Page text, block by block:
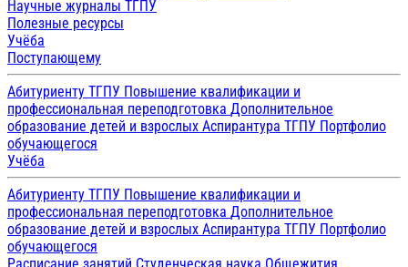
Научные журналы ТГПУ
Полезные ресурсы
Учёба
Поступающему
Абитуриенту ТГПУ Повышение квалификации и
профессиональная переподготовка Дополнительное
образование детей и взрослых Аспирантура ТГПУ Портфолио
обучающегося
Учёба
Абитуриенту ТГПУ Повышение квалификации и
профессиональная переподготовка Дополнительное
образование детей и взрослых Аспирантура ТГПУ Портфолио
обучающегося